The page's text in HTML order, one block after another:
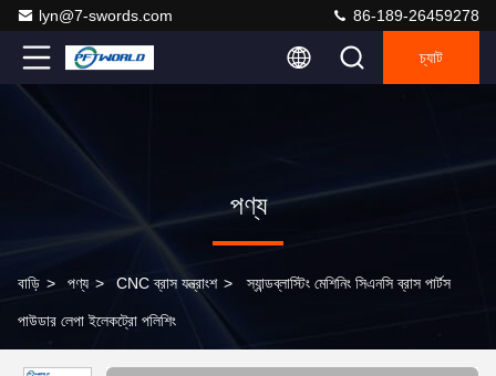
lyn@7-swords.com 86-189-26459278
চ্যাট
পণ্য
বাড়ি > পণ্য > CNC ব্রাস যন্ত্রাংশ > স্যান্ডব্লাস্টিং মেশিনিং সিএনসি ব্রাস পার্টস
পাউডার লেপা ইলেকট্রো পলিশিং